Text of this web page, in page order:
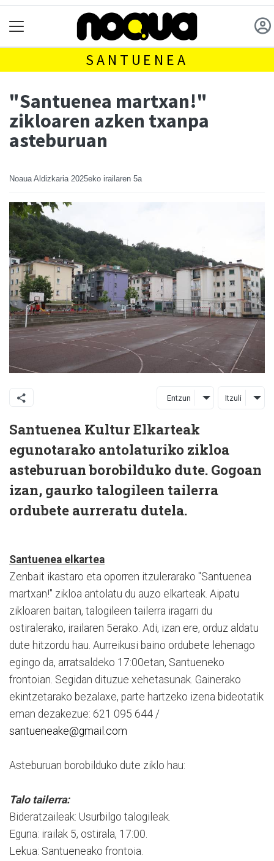
SANTUENEA
"Santuenea martxan!"
zikloaren azken txanpa
asteburuan
Noaua Aldizkaria 2025eko irailaren 5a
Entzun Itzuli
Santuenea Kultur Elkarteak
egunotarako antolaturiko zikloa
asteburuan borobilduko dute. Gogoan
izan, gaurko talogileen tailerra
ordubete aurreratu dutela.
Santuenea elkartea
Zenbait ikastaro eta oporren itzulerarako "Santuenea
martxan!" zikloa antolatu du auzo elkarteak. Aipatu
zikloaren baitan, talogileen tailerra iragarri du
ostiralerako, irailaren 5erako. Adi, izan ere, orduz aldatu
dute hitzordu hau. Aurreikusi baino ordubete lehenago
egingo da, arratsaldeko 17:00etan, Santueneko
frontoian. Segidan dituzue xehetasunak. Gainerako
ekintzetarako bezalaxe, parte hartzeko izena bideotatik
eman dezakezue: 621 095 644 /
santueneake@gmail.com
Asteburuan borobilduko dute ziklo hau:
Talo tailerra:
Bideratzaileak: Usurbilgo talogileak.
Eguna: irailak 5, ostirala, 17:00.
Lekua: Santueneako frontoia.